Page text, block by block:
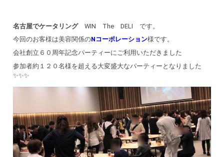
名古屋でケータリングWIN The DELI です。
今回のお客様は美容関係のNコーポレーション様です。
会社創立６０周年記念パーティーにご利用いただきました
参加者約１２０名様を超える大変盛大なパーティーとなりました
✨✨✨